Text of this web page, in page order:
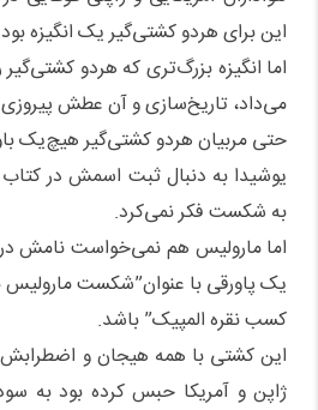
این برای هردو کشتی‌گیر یک انگیزه
اما انگیزه بزرگ‌تری که هردو
می‌داد، تاریخ‌سازی و آن عطش پیروزی
حتی مربیان هردو کشتی‌گیر هیچ‌یک
یوشیدا به دنبال ثبت اسمش در کتاب
به شکست فکر نمی‌کرد.
اما مارولیس هم نمی‌خواست نامش
یک پاورقی با عنوان”شکست مارولیس
کسب نقره المپیک” باشد.
این کشتی با همه هیجان و
ژاپن و آمریکا حبس کرده بود به